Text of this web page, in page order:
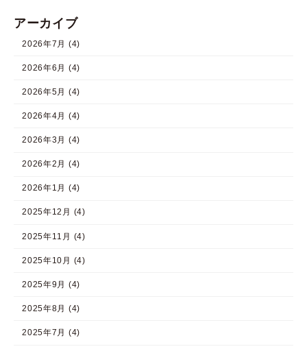
アーカイブ
2026年7月 (4)
2026年6月 (4)
2026年5月 (4)
2026年4月 (4)
2026年3月 (4)
2026年2月 (4)
2026年1月 (4)
2025年12月 (4)
2025年11月 (4)
2025年10月 (4)
2025年9月 (4)
2025年8月 (4)
2025年7月 (4)